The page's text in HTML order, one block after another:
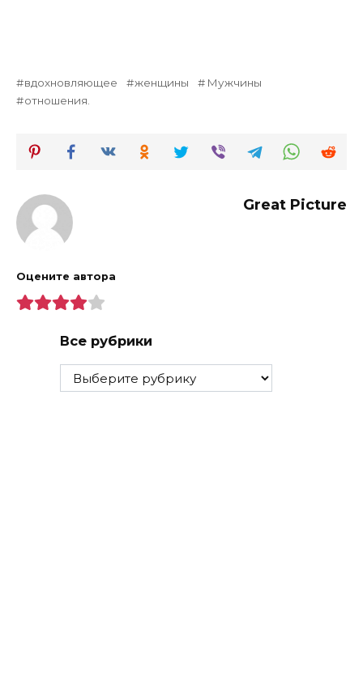
вдохновляющее женщины
Мужчины
отношения.
Great Picture
Оцените автора
Все рубрики
Все
рубрики